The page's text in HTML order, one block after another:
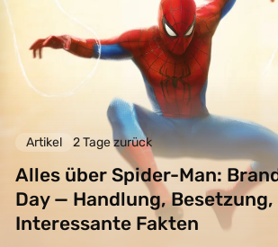
Artikel 2 Tage zurück
Alles über Spider-Man:
Day — Handlung, Besetzung,
Interessante Fakten